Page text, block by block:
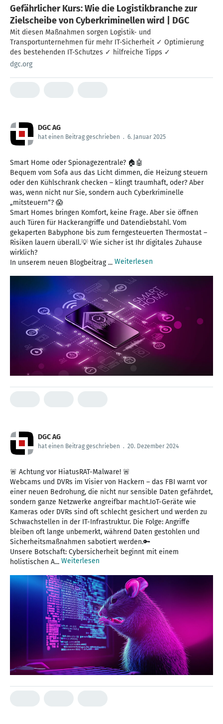
Gefährlicher Kurs: Wie die Logistikbranche zur
Zielscheibe von Cyberkriminellen wird | DGC
Mit diesen Maßnahmen sorgen Logistik- und
Transportunternehmen für mehr IT-Sicherheit ✓ Optimierung
des bestehenden IT-Schutzes ✓ hilfreiche Tipps ✓
dgc.org
DGC AG
hat einen Beitrag geschrieben . 6. Januar 2025
Smart Home oder Spionagezentrale? 🏠🤖
Bequem vom Sofa aus das Licht dimmen, die Heizung steuern
oder den Kühlschrank checken – klingt traumhaft, oder? Aber
was, wenn nicht nur Sie, sondern auch Cyberkriminelle
„mitsteuern“? 😱
Smart Homes bringen Komfort, keine Frage. Aber sie öffnen
auch Türen für Hackerangriffe und Datendiebstahl. Vom
gekaperten Babyphone bis zum ferngesteuerten Thermostat –
Risiken lauern überall.💡 Wie sicher ist Ihr digitales Zuhause
wirklich?
In unserem neuen Blogbeitrag ... Weiterlesen
DGC AG
hat einen Beitrag geschrieben . 20. Dezember 2024
🚨 Achtung vor HiatusRAT-Malware! 🚨
Webcams und DVRs im Visier von Hackern – das FBI warnt vor
einer neuen Bedrohung, die nicht nur sensible Daten gefährdet,
sondern ganze Netzwerke angreifbar macht.IoT-Geräte wie
Kameras oder DVRs sind oft schlecht gesichert und werden zu
Schwachstellen in der IT-Infrastruktur. Die Folge: Angriffe
bleiben oft lange unbemerkt, während Daten gestohlen und
Sicherheitsmaßnahmen sabotiert werden.🔑
Unsere Botschaft: Cybersicherheit beginnt mit einem
holistischen A... Weiterlesen